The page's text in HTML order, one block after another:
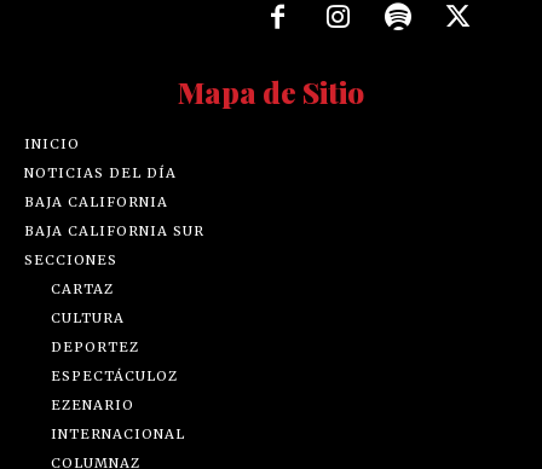
Mapa de Sitio
INICIO
NOTICIAS DEL DÍA
BAJA CALIFORNIA
BAJA CALIFORNIA SUR
SECCIONES
CARTAZ
CULTURA
DEPORTEZ
ESPECTÁCULOZ
EZENARIO
INTERNACIONAL
COLUMNAZ